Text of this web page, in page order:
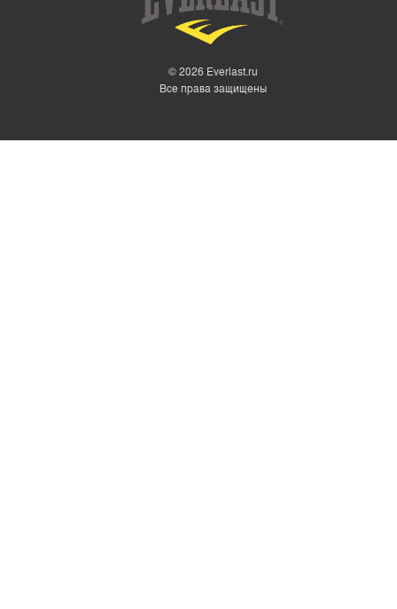
© 2026 Everlast.ru
Все права защищены